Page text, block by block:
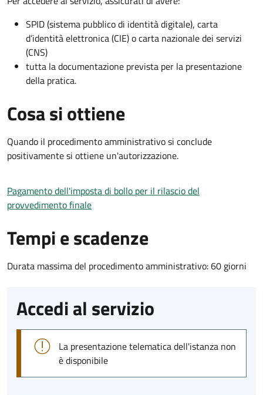
SPID (sistema pubblico di identità digitale), carta
d’identità elettronica (CIE) o carta nazionale dei servizi
(CNS)
tutta la documentazione prevista per la presentazione
della pratica.
Cosa si ottiene
Quando il procedimento amministrativo si conclude
positivamente si ottiene un'autorizzazione.
Pagamento dell'imposta di bollo per il rilascio del
provvedimento finale
Tempi e scadenze
Durata massima del procedimento amministrativo: 60 giorni
Accedi al servizio
La presentazione telematica dell'istanza non
è disponibile